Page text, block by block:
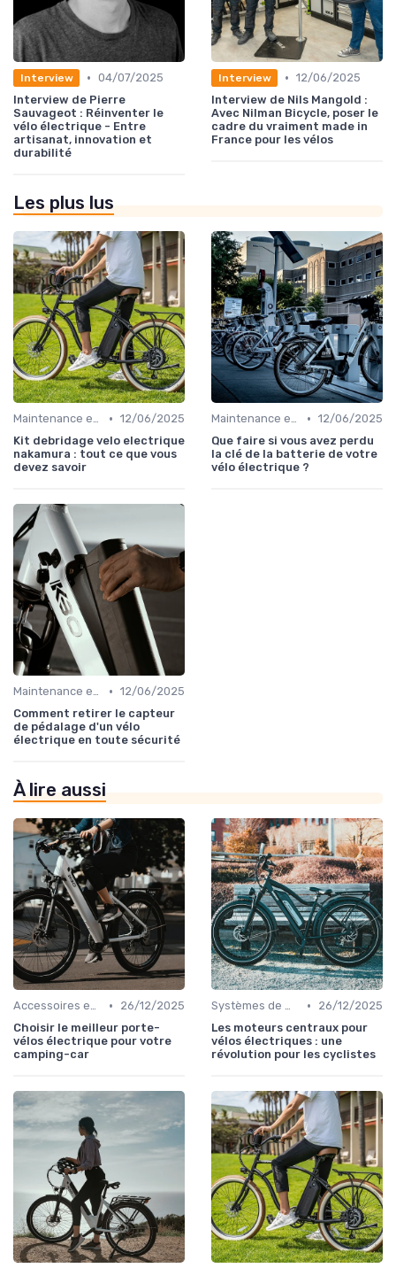
Interview • 04/07/2025
Interview de Pierre
Sauvageot : Réinventer le
vélo électrique - Entre
artisanat, innovation et
durabilité
Interview • 12/06/2025
Interview de Nils Mangold :
Avec Nilman Bicycle, poser le
cadre du vraiment made in
France pour les vélos
Les plus lus
Maintenance et réparation • 12/06/2025
Kit debridage velo electrique
nakamura : tout ce que vous
devez savoir
Maintenance et réparation • 12/06/2025
Que faire si vous avez perdu
la clé de la batterie de votre
vélo électrique ?
Maintenance et réparation • 12/06/2025
Comment retirer le capteur
de pédalage d'un vélo
électrique en toute sécurité
À lire aussi
Accessoires essentiels •
26/12/2025
Choisir le meilleur porte-
vélos électrique pour votre
camping-car
Systèmes de motorisation •
26/12/2025
Les moteurs centraux pour
vélos électriques : une
révolution pour les cyclistes